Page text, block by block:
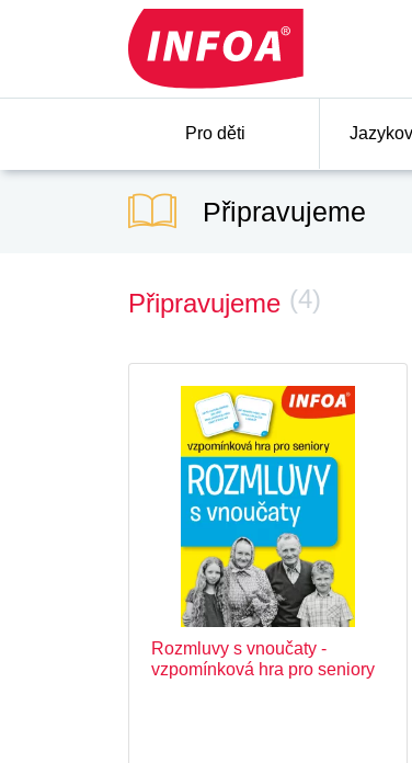
Pro děti
Připravujeme
Připravujeme (4)
Rozmluvy s vnoučaty -
vzpomínková hra pro seniory